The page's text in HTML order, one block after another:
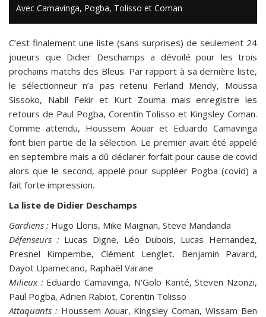
Avec Camavinga, Pogba, Tolisso et Coman
C’est finalement une liste (sans surprises) de seulement 24
joueurs que Didier Deschamps a dévoilé pour les trois
prochains matchs des Bleus. Par rapport à sa dernière liste,
le sélectionneur n’a pas retenu Ferland Mendy, Moussa
Sissoko, Nabil Fekir et Kurt Zouma mais enregistre les
retours de Paul Pogba, Corentin Tolisso et Kingsley Coman.
Comme attendu, Houssem Aouar et Eduardo Camavinga
font bien partie de la sélection. Le premier avait été appelé
en septembre mais a dû déclarer forfait pour cause de covid
alors que le second, appelé pour suppléer Pogba (covid) a
fait forte impression.
La liste de Didier Deschamps
Gardiens : Hugo Lloris, Mike Maignan, Steve Mandanda
Défenseurs :Lucas Digne, Léo Dubois, Lucas Hernandez,
Presnel Kimpembe, Clément Lenglet, Benjamin Pavard,
Dayot Upamecano, Raphaël Varane
Milieux :Eduardo Camavinga, N'Golo Kanté, Steven Nzonzi,
Paul Pogba, Adrien Rabiot, Corentin Tolisso
Attaquants :Houssem Aouar, Kingsley Coman, Wissam Ben